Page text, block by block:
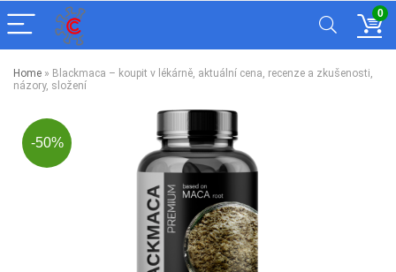
0
Home » Blackmaca – koupit v lékárně, aktuální cena, recenze a zkušenosti,
názory, složení
-50%